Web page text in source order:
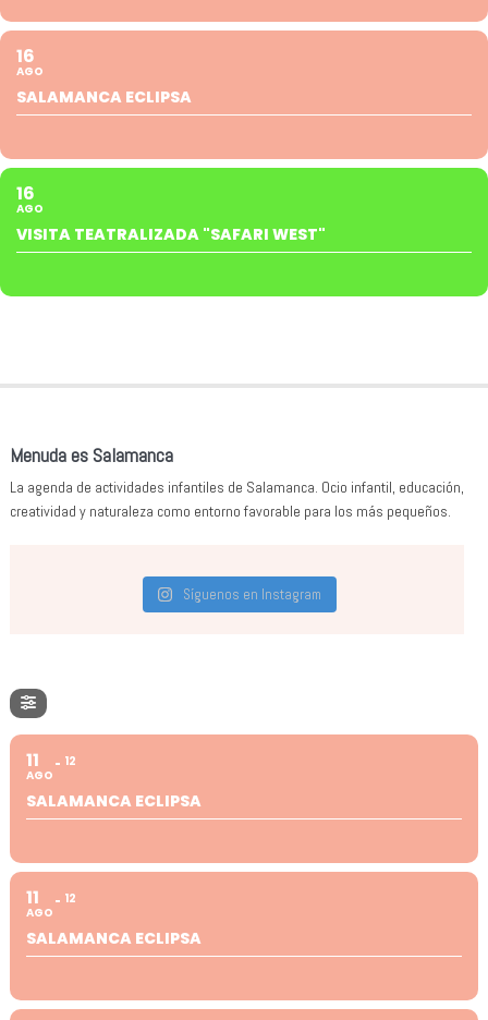
16
AGO
SALAMANCA ECLIPSA
16
AGO
VISITA TEATRALIZADA "SAFARI WEST"
Menuda es Salamanca
La agenda de actividades infantiles de Salamanca. Ocio infantil, educación,
creatividad y naturaleza como entorno favorable para los más pequeños.
Síguenos en Instagram
11
AGO
12
SALAMANCA ECLIPSA
11
AGO
12
SALAMANCA ECLIPSA